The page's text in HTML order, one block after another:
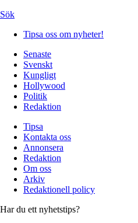
Sök
Tipsa oss om nyheter!
Senaste
Svenskt
Kungligt
Hollywood
Politik
Redaktion
Tipsa
Kontakta oss
Annonsera
Redaktion
Om oss
Arkiv
Redaktionell policy
Har du ett nyhetstips?